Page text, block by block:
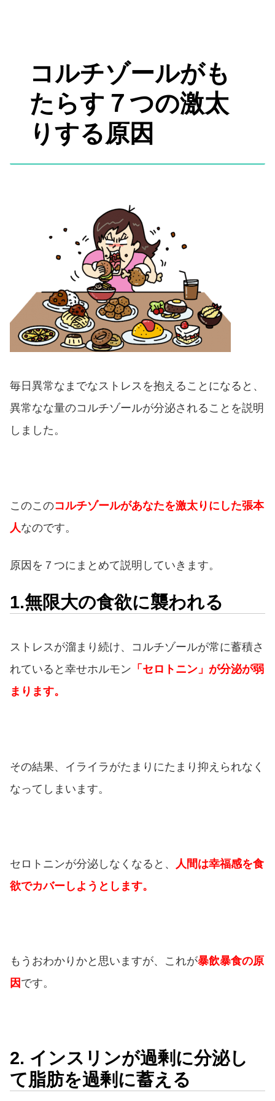
コルチゾールがも
たらす７つの激太
りする原因
毎日異常なまでなストレスを抱えることになると、
異常なな量のコルチゾールが分泌されることを説明
しました。
このこのコルチゾールがあなたを激太りにした張本
人なのです。
原因を７つにまとめて説明していきます。
1.無限大の食欲に襲われる
ストレスが溜まり続け、コルチゾールが常に蓄積さ
れていると幸せホルモン 「セロトニン」が分泌が弱
まります。
その結果、イライラがたまりにたまり抑えられなく
なってしまいます。
セロトニンが分泌しなくなると、
人間は幸福感を食
欲でカバーしようとします。
もうおわかりかと思いますが、これが暴飲暴食の原
因 です。
2. インスリンが過剰に分泌し
て脂肪を過剰に蓄える